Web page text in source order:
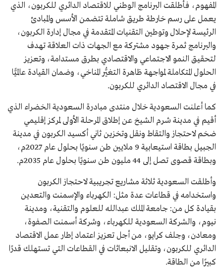
المفهوم، فأطلقت البرنامج الوطني للاقتصاد الدائري للكربون، الذي
يعمل على رسم خارطة طريق شاملة تتضمن الأسس والمبادئ
الرئيسة لإحلال وتوطين التقنيات المتقدمة في مجال إدارة الكربون،
والبرنامج ثمرة جهود مشتركة مع الجهات ذات العلاقة تهدف
لتحقيق النمو الاجتماعي والاقتصادي بطرق مستدامة، وتعزيز
الحلول المتكاملة لمواجهة ظاهرة التغيُّر المناخي، وضمان القيادة عالميًّا
في مجال الاقتصاد الدائري للكربون.
كما أعلنت السعودية خلال منتدى مبادرة السعودية الخضراء الذي
أقيم في مدينة شرم الشيخ عن إطلاق المرحلة الأولى لمركز إقليمي
ضخم لاحتجاز والتقاط ونقل وتخزين ثاني أكسيد الكربون في مدينة
الجبيل بطاقة استيعابية 9 ملايين طن سنويًا بحلول عام 2027م،
وبطاقة قصوى تصل إلى 44 مليون طن سنويًا بحلول عام 2035م.
وأطلقت السعودية ثلاثة مشاريع تجريبية لاحتجاز الكربون
واستخدامه في قطاعات عدة مثل: الكهرباء والإسمنت والتعدين
بقيادة كل من: جامعة الملك عبدالله للعلوم والتقنية، ومدينة
نيوم، والشركة السعودية للكهرباء، وشركة أسمنت الصفوة،
ومعادن، وجلف كرايو، من أجل تعزيز اعتماد إطار عمل الاقتصاد
الدائري للكربون، وتقليل الانبعاثات في القطاعات التي تستهلك قدرًا
كبيرًا من الطاقة.